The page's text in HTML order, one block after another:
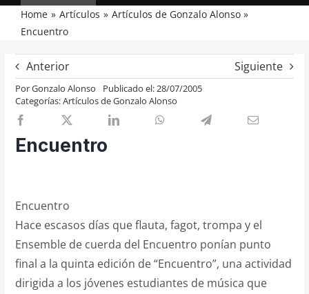
Actual
Artículos
Crítica
Previos de ópera
Entrevistas
Recomendación
Cosas de Beckmesser
Home Artículos
Artículos de Gonzalo Alonso
Encuentro
Anterior Siguiente
PorGonzalo Alonso
Publicado el: 28/07/2005
Categorías:Artículos de Gonzalo Alonso
Encuentro
Encuentro
Hace escasos días que flauta, fagot, trompa y el
Ensemble de cuerda del Encuentro ponían punto
final a la quinta edición de “Encuentro”, una actividad
dirigida a los jóvenes estudiantes de música que